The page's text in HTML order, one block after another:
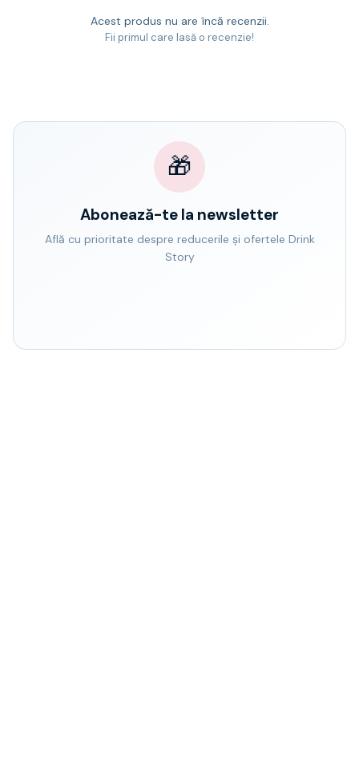
Acest produs nu are încă recenzii.
Fii primul care lasă o recenzie!
🎁
Abonează-te la newsletter
Află cu prioritate despre reducerile și ofertele Drink
Story